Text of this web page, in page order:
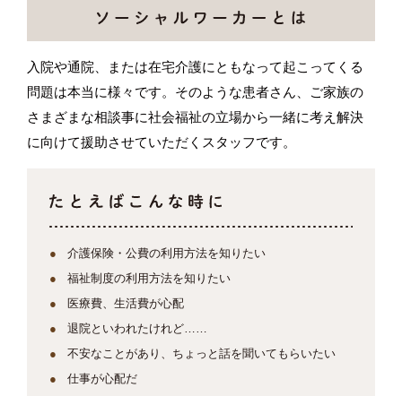
入院や通院、または在宅介護にともなって起こってくる
問題は本当に様々です。そのような患者さん、ご家族の
さまざまな相談事に社会福祉の立場から一緒に考え解決
に向けて援助させていただくスタッフです。
介護保険・公費の利用方法を知りたい
福祉制度の利用方法を知りたい
医療費、生活費が心配
退院といわれたけれど……
不安なことがあり、ちょっと話を聞いてもらいたい
仕事が心配だ